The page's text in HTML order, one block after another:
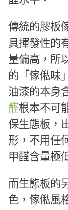
傳統的膠板
具揮發性的
量偏高，所
的「傢俬味
油漆的本身
醛根本不可
保生態板，
形，不用任
甲醛含量極
而生態板的
色，傢俬風